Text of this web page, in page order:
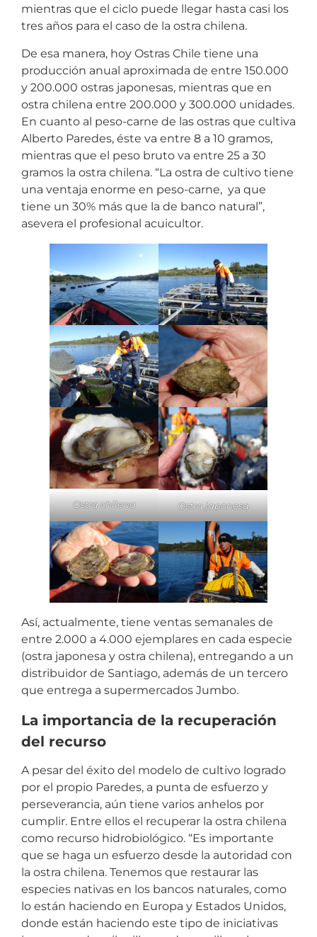
mientras que el ciclo puede llegar hasta casi los
tres años para el caso de la ostra chilena.
De esa manera, hoy Ostras Chile tiene una
producción anual aproximada de entre 150.000
y 200.000 ostras japonesas, mientras que en
ostra chilena entre 200.000 y 300.000 unidades.
En cuanto al peso-carne de las ostras que cultiva
Alberto Paredes, éste va entre 8 a 10 gramos,
mientras que el peso bruto va entre 25 a 30
gramos la ostra chilena. “La ostra de cultivo tiene
una ventaja enorme en peso-carne, ya que
tiene un 30% más que la de banco natural”,
asevera el profesional acuicultor.
Ostra chilena Ostra japonesa
Así, actualmente, tiene ventas semanales de
entre 2.000 a 4.000 ejemplares en cada especie
(ostra japonesa y ostra chilena), entregando a un
distribuidor de Santiago, además de un tercero
que entrega a supermercados Jumbo.
La importancia de la recuperación
del recurso
A pesar del éxito del modelo de cultivo logrado
por el propio Paredes, a punta de esfuerzo y
perseverancia, aún tiene varios anhelos por
cumplir. Entre ellos el recuperar la ostra chilena
como recurso hidrobiológico. “Es importante
que se haga un esfuerzo desde la autoridad con
la ostra chilena. Tenemos que restaurar las
especies nativas en los bancos naturales, como
lo están haciendo en Europa y Estados Unidos,
donde están haciendo este tipo de iniciativas